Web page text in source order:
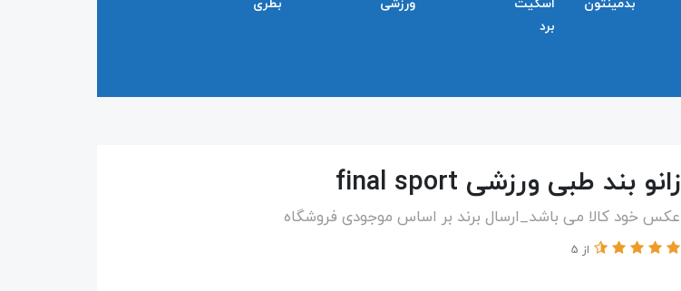
بدمينتون
اسکیت
برد
ورزشی
بطری
زانو بند طبی ورزشی final sport
عکس خود کالا می باشد_ارسال برند بر اساس موجودی فروشگاه
از 5